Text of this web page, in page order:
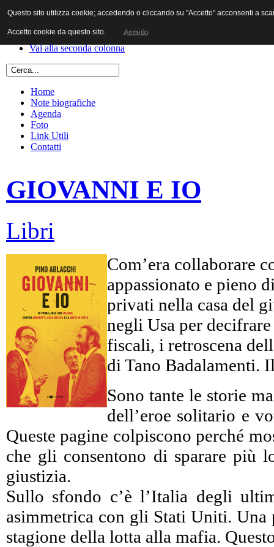
Vai al contenuto
Vai alla prima colonna
Vai alla seconda colonna
Home
Note biografiche
Agenda
Foto
Link Utili
Contatti
GIOVANNI E IO
Libri
Com’era collaborare
appassionato e pieno
privati nella casa del
negli Usa per
fiscali, i retroscena
di Tano Badalamenti.
Sono tante le storie
dell’eroe solitario e
Queste pagine colpiscono perché
che gli consentono di sparare più
giustizia.
Sullo sfondo c’è l’Italia degli
asimmetrica con gli Stati Uniti. Una
stagione della lotta alla mafia.
Questo sito utilizza cookie; accedendo o cliccando su "Accetto" acconsenti a
Accetto cookie da questo sito. Accetto